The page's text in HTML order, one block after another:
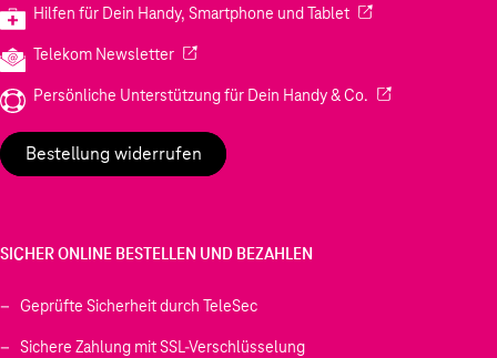
Hilfen für Dein Handy, Smartphone und Tablet(Wird in einem
Telekom Newsletter(Wird in einem neuen Tab geöffnet)
Persönliche Unterstützung für Dein Handy & Co. (Wird in einem
Bestellung widerrufen
SICHER ONLINE BESTELLEN UND BEZAHLEN
Geprüfte Sicherheit durch TeleSec
Sichere Zahlung mit SSL-Verschlüsselung